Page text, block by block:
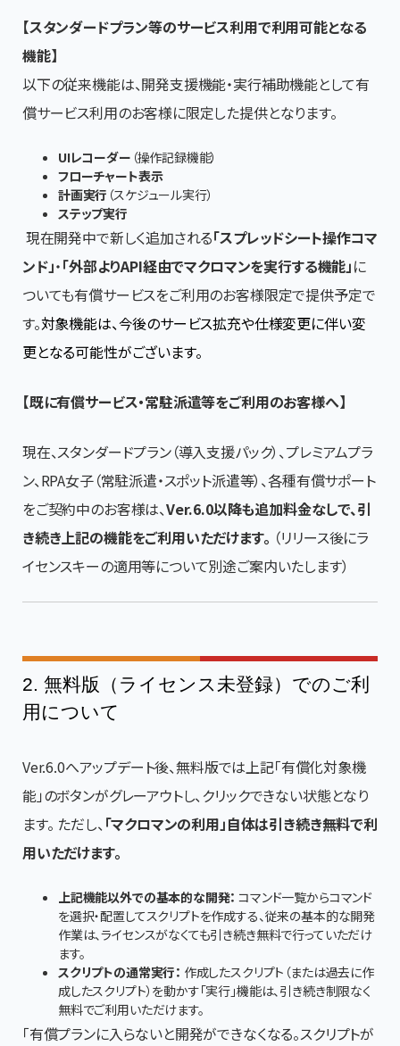
【スタンダードプラン等のサービス利用で利用可能となる
機能】
以下の従来機能は、開発支援機能・実行補助機能として有
償サービス利用のお客様に限定した提供となります。
UIレコーダー （操作記録機能）
フローチャート表示
計画実行 （スケジュール実行）
ステップ実行
現在開発中で新しく追加される「スプレッドシート操作コマ
ンド」・「外部よりAPI経由でマクロマンを実行する機能」に
ついても有償サービスをご利用のお客様限定で提供予定で
す。対象機能は、今後のサービス拡充や仕様変更に伴い変
更となる可能性がございます。
【既に有償サービス・常駐派遣等をご利用のお客様へ】
現在、スタンダードプラン（導入支援パック）、プレミアムプラ
ン、RPA女子（常駐派遣・スポット派遣等）、各種有償サポート
をご契約中のお客様は、Ver.6.0以降も追加料金なしで、引
き続き上記の機能をご利用いただけます。 （リリース後にラ
イセンスキーの適用等について別途ご案内いたします）
2. 無料版（ライセンス未登録）でのご利
用について
Ver.6.0へアップデート後、無料版では上記「有償化対象機
能」のボタンがグレーアウトし、クリックできない状態となり
ます。 ただし、「マクロマンの利用」自体は引き続き無料で利
用いただけます。
上記機能以外での基本的な開発： コマンド一覧からコマンド
を選択・配置してスクリプトを作成する、従来の基本的な開発
作業は、ライセンスがなくても引き続き無料で行っていただけ
ます。
スクリプトの通常実行： 作成したスクリプト（または過去に作
成したスクリプト）を動かす「実行」機能は、引き続き制限なく
無料でご利用いただけます。
「有償プランに入らないと開発ができなくなる。スクリプトが